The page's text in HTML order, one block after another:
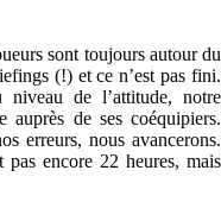
sont toujours autour du
(!) et ce n’est pas fini.
niveau de l’attitude, notre
auprès de ses coéquipiers.
erreurs, nous avancerons.
pas encore 22 heures, mais